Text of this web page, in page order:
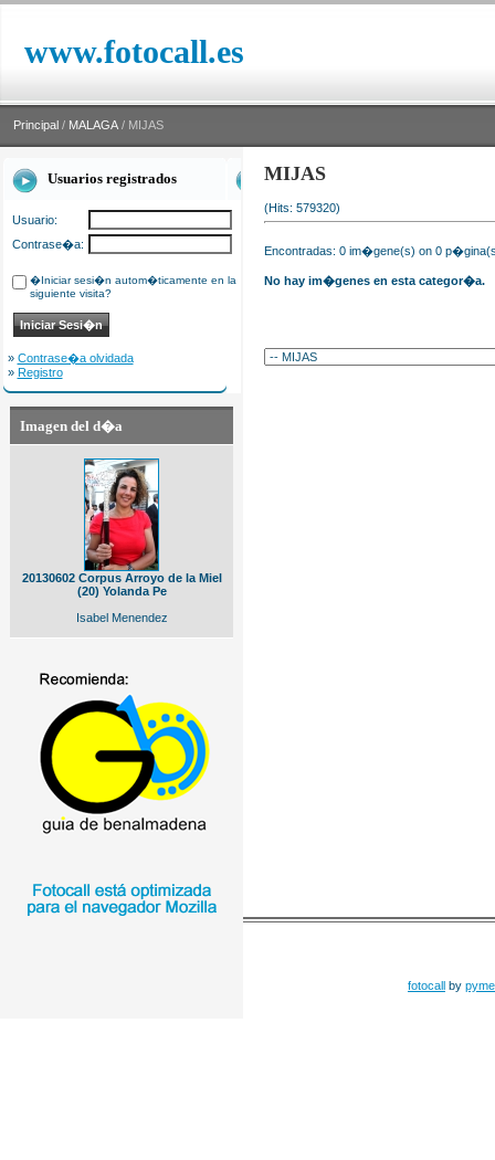
www.fotocall.es
Principal / MALAGA / MIJAS
Usuarios registrados
Usuario:
Contrase�a:
�Iniciar sesi�n autom�ticamente en la
siguiente visita?
» Contrase�a olvidada
» Registro
Imagen del d�a
20130602 Corpus Arroyo de la Miel
(20) Yolanda Pe
Isabel Menendez
MIJAS
(Hits: 579320)
Encontradas: 0 im�gene(s) on 0
No hay im�genes en esta categor�a.
fotocall by